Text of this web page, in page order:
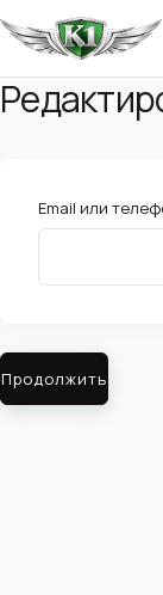
Email или
Продолжить